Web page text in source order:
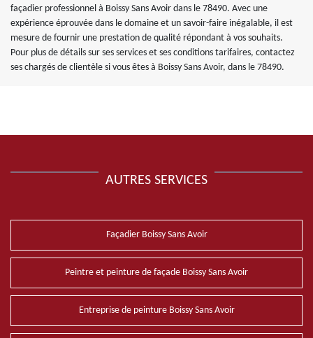
façadier professionnel à Boissy Sans Avoir dans le 78490. Avec une
expérience éprouvée dans le domaine et un savoir-faire inégalable, il est
mesure de fournir une prestation de qualité répondant à vos souhaits.
Pour plus de détails sur ses services et ses conditions tarifaires, contactez
ses chargés de clientèle si vous êtes à Boissy Sans Avoir, dans le 78490.
AUTRES SERVICES
Façadier Boissy Sans Avoir
Peintre et peinture de façade Boissy Sans Avoir
Entreprise de peinture Boissy Sans Avoir